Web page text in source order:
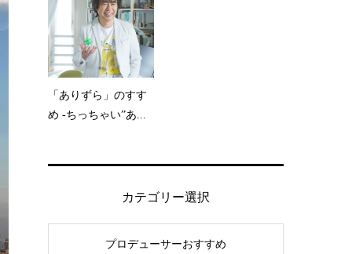
「ありずら」のすす
め -ちっちゃい”あ...
カテゴリー選択
プロデューサーおすすめ